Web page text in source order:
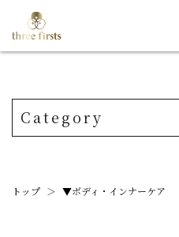
Category
トップ ＞ ▼ボディ・インナーケア